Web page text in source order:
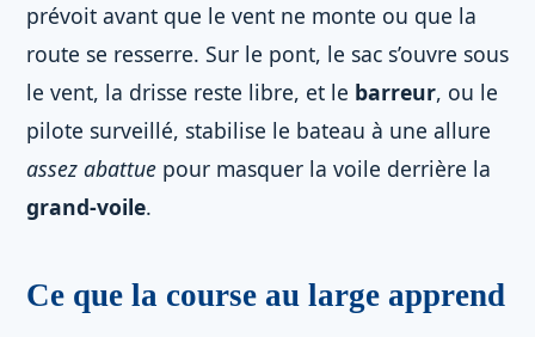
prévoit avant que le vent ne monte ou que la
route se resserre. Sur le pont, le sac s’ouvre sous
le vent, la drisse reste libre, et le barreur, ou le
pilote surveillé, stabilise le bateau à une allure
assez abattue pour masquer la voile derrière la
grand-voile.
Ce que la course au large apprend